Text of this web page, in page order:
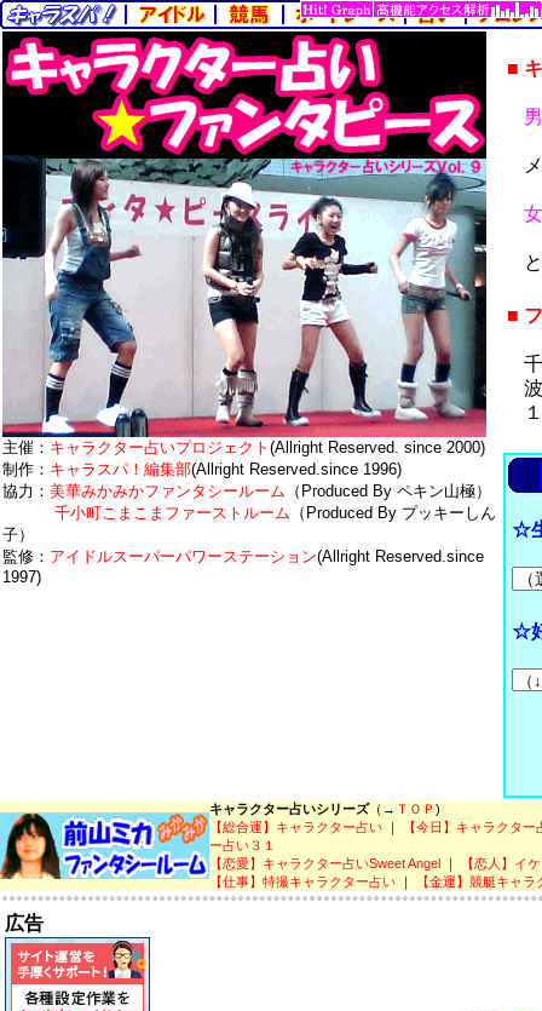
主催： キャラクター占いプロジェクト (Allright Reserved. since 2000)
制作： キャラスパ！編集部(Allright Reserved.since 1996)
協力： 美華みかみかファンタシールーム （Produced By ペキン山極）
千小町こまこまファーストルーム （Produced By プッキーしん
子）
監修： アイドルスーパーパワーステーション(Allright Reserved.since
1997)
■
■
☆
☆
キャラクター占いシリーズ（→ ＴＯＰ )
【総合運】キャラクター占い ｜
【今日】キャラクター
ー占い３１
【恋愛】キャラクター占いSweet Angel ｜
【恋人】イ
【仕事】特撮キャラクター占い ｜ 【金運】競艇キャラ